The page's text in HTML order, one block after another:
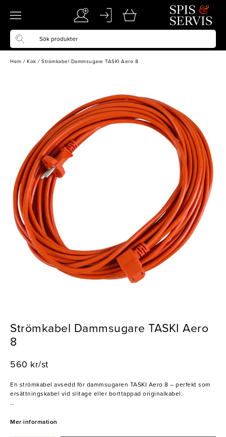
Hem / Kök / Strömkabel Dammsugare TASKI Aero 8
Strömkabel Dammsugare TASKI Aero
8
560 kr/st
En strömkabel avsedd för dammsugaren TASKI Aero 8 – perfekt som
ersättningskabel vid slitage eller borttappad originalkabel.
Mer information